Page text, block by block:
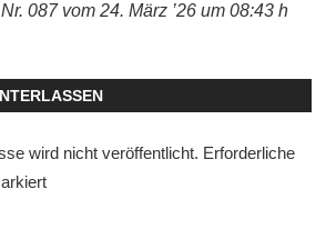
087 vom 24. März ’26 um 08:43 h
wird nicht veröffentlicht. Erforderliche